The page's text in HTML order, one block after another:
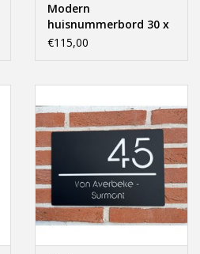
Modern
huisnummerbord 30 x
20 zwart & goud laser
€115,00